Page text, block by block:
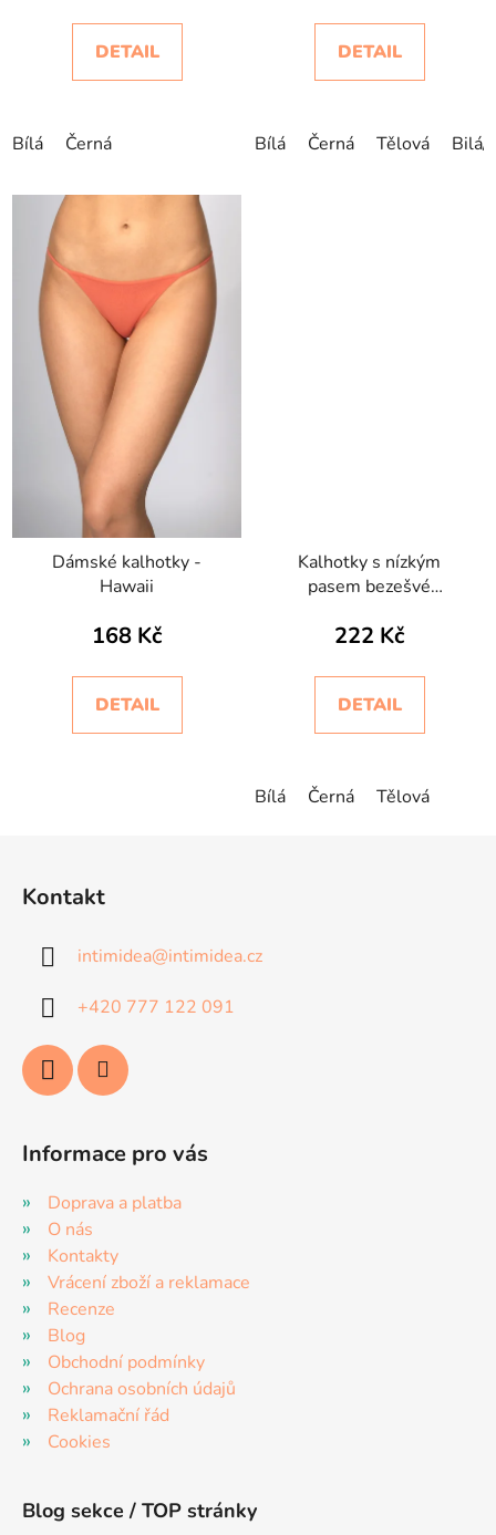
DETAIL
Bílá Černá
DETAIL
Bílá Černá Tělová Bilá/
Dámské kalhotky -
Hawaii
168 Kč
DETAIL
Kalhotky s nízkým
pasem bezešvé
Intimidea
222 Kč
DETAIL
Bílá Černá Tělová
Kontakt
intimidea@intimidea.cz
+420 777 122 091
Informace pro vás
Doprava a platba
O nás
Kontakty
Vrácení zboží a reklamace
Recenze
Blog
Obchodní podmínky
Ochrana osobních údajů
Reklamační řád
Cookies
Blog sekce / TOP stránky